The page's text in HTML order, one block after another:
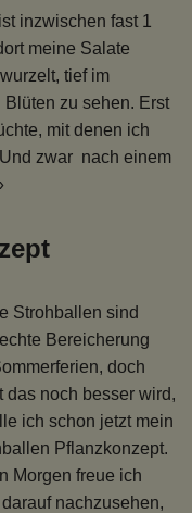
inzwischen fast 1
meine Salate
tief im
zu sehen. Erst
mit denen ich
zwar nach einem
Strohballen sind
Bereicherung
doch
das noch besser wird,
ich schon jetzt mein
Pflanzkonzept.
Morgen freue ich
nachzusehen,